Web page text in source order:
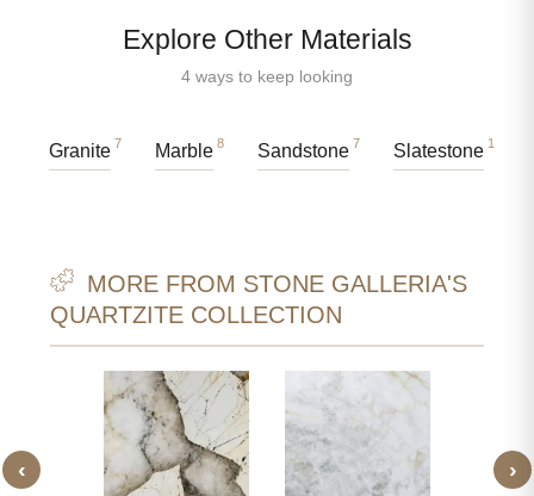
Explore Other Materials
4 ways to keep looking
Granite 7 Marble 8 Sandstone 7 Slatestone 1
MORE FROM STONE GALLERIA'S
QUARTZITE COLLECTION
‹ ›